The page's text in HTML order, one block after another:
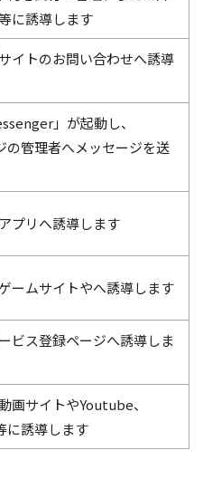
に誘導します
イトのお問い合わせへ誘導
」が起動し、
の管理者へメッセージを送
プリへ誘導します
ームサイトやへ誘導します
ビス登録ページへ誘導しま
画サイトやYoutube、
に誘導します